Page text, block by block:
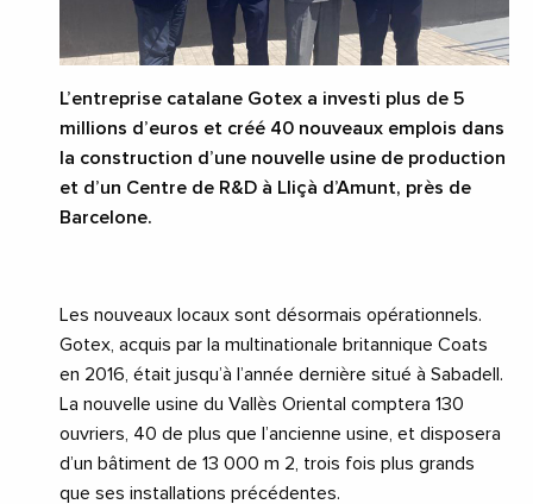
L’entreprise catalane Gotex a investi plus de 5
millions d’euros et créé 40 nouveaux emplois dans
la construction d’une nouvelle usine de production
et d’un Centre de R&D à Lliçà d’Amunt, près de
Barcelone.
Les nouveaux locaux sont désormais opérationnels.
Gotex, acquis par la multinationale britannique Coats
en 2016, était jusqu’à l’année dernière situé à Sabadell.
La nouvelle usine du Vallès Oriental comptera 130
ouvriers, 40 de plus que l’ancienne usine, et disposera
d’un bâtiment de 13 000 m 2, trois fois plus grands
que ses installations précédentes.